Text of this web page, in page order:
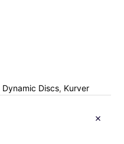
Dynamic Discs, Kurver